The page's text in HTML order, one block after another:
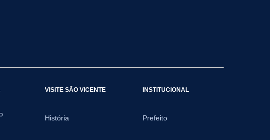
VISITE SÃO VICENTE
História
INSTITUCIONAL
Prefeito